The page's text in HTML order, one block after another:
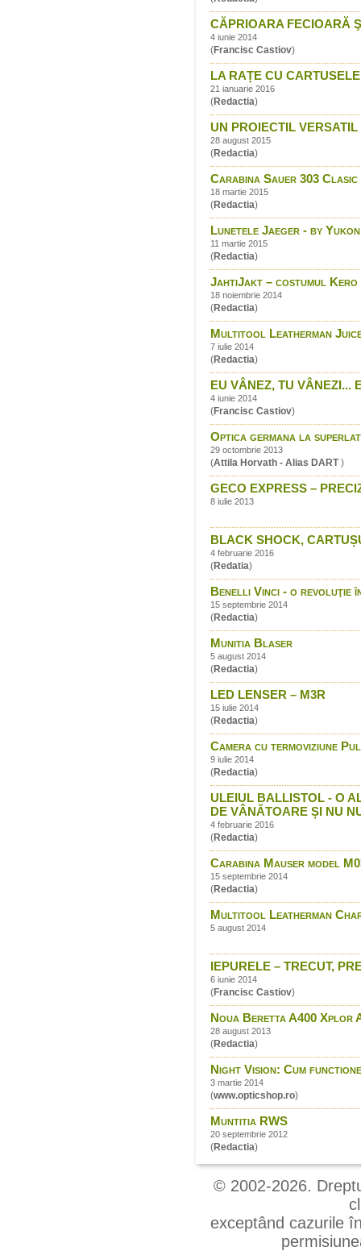
CĂPRIOARA FECIOARĂ
4 iunie 2014
(Francisc Castiov)
LA RAȚE CU
21 ianuarie 2016
(Redactia)
UN PROIECTIL
28 august 2015
(Redactia)
Carabina Sauer 303
18 martie 2015
(Redactia)
Lunetele Jaeger - by Yukon
11 martie 2015
(Redactia)
JahtiJakt – costumul Kero
18 noiembrie 2014
(Redactia)
Multitool Leatherman
7 iulie 2014
(Redactia)
EU VÂNEZ, TU VÂNEZI...
4 iunie 2014
(Francisc Castiov)
Optica germana la
29 octombrie 2013
(Attila Horvath - Alias DART)
GECO EXPRESS –
8 iulie 2013
BLACK SHOCK,
4 februarie 2016
(Redatia)
Benelli Vinci - o revoluţie
15 septembrie 2014
(Redactia)
Munitia Blaser
5 august 2014
(Redactia)
LED LENSER – M3R
15 iulie 2014
(Redactia)
Camera cu termoviziune
9 iulie 2014
(Redactia)
ULEIUL BALLISTOL - O
DE VÂNĂTOARE ȘI NU
4 februarie 2016
(Redactia)
Carabina Mauser model
15 septembrie 2014
(Redactia)
Multitool Leatherman
5 august 2014
IEPURELE – TRECUT,
6 iunie 2014
(Francisc Castiov)
Noua Beretta A400 Xplor
28 august 2013
(Redactia)
Night Vision: Cum
3 martie 2014
(www.opticshop.ro)
Muntitia RWS
20 septembrie 2012
(Redactia)
© 2002-2026.
exceptând cazurile